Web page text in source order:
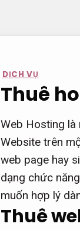
DỊCH VỤ
Thuê
Web Hosting là
Website trên
web page hay
dạng chức
muốn hợp lý
Thuê